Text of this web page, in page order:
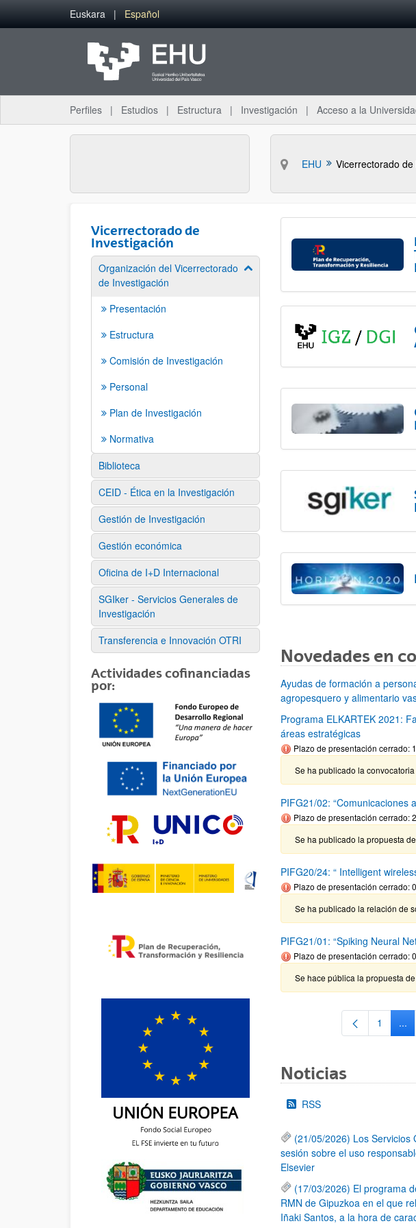
Saltar al contenido principal
Euskara Español
Perfiles Estudios Estructura Investigación Acceso a la
EHU Vicerrectorado
Vicerrectorado de
Investigación
Organización del Vicerrectorado
de Investigación
Mostrar/ocultar subpáginas
Presentación
Estructura
Comisión de Investigación
Personal
Plan de Investigación
Normativa
Biblioteca
CEID - Ética en la Investigación
Gestión de Investigación
Gestión económica
Oficina de I+D Internacional
SGIker - Servicios Generales de
Investigación
Transferencia e Innovación OTRI
Actividades cofinanciadas
por:
Novedades en
Ayudas de formación a
agropesquero y alimentario
Programa ELKARTEK 2021:
áreas estratégicas
Plazo de presentación cerrado:
Se ha publicado la convocatoria
PIFG21/02: “Comunicaciones
Plazo de presentación cerrado:
Se ha publicado la propuesta
PIFG20/24: “ Intelligent
Plazo de presentación cerrado:
Se ha publicado la relación de
PIFG21/01: “Spiking Neural
Plazo de presentación cerrado:
Se hace pública la propuesta
Página
1 ...
Noticias
RSS
(21/05/2026) Los Servicios
sesión sobre el uso
Elsevier
(17/03/2026) El programa
RMN de Gipuzkoa en el que
Iñaki Santos, a la hora de